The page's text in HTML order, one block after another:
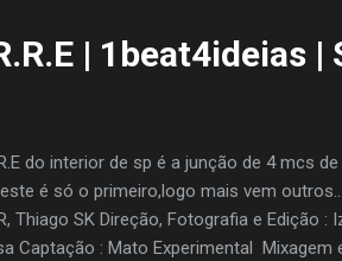
| 1beat4ideias |
do interior de sp é a junção de 4 mcs
é só o primeiro,logo mais vem
Thiago SK Direção, Fotografia e Edição
Captação : Mato Experimental